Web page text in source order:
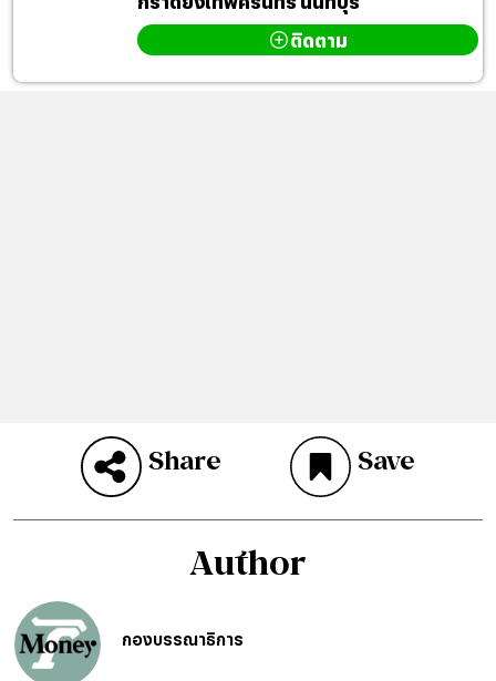
ติดตาม
Share Save
Author
กองบรรณาธิการ